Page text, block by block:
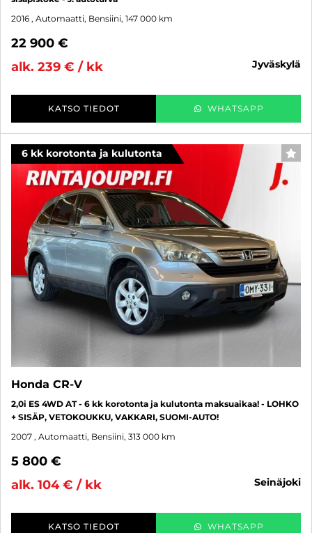
2016 , Automaatti, Bensiini, 147 000 km
22 900 €
alk. 239 € / kk
jyväskylä
KATSO TIEDOT WHATSAPP
6 kk korotonta ja kulutonta
Honda CR-V
2,0i ES 4WD AT - 6 kk korotonta ja kulutonta maksuaikaa! - LOHKO
+ SISÄP, VETOKOUKKU, VAKKARI, SUOMI-AUTO!
2007 , Automaatti, Bensiini, 313 000 km
5 800 €
alk. 104 € / kk
seinäjoki
KATSO TIEDOT WHATSAPP